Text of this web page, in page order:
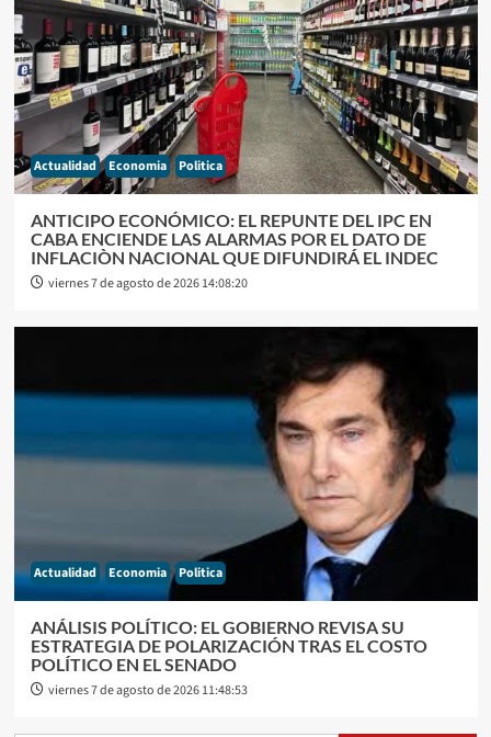
Actualidad Economia Politica
ANTICIPO ECONÓMICO: EL REPUNTE DEL IPC EN
CABA ENCIENDE LAS ALARMAS POR EL DATO DE
INFLACIÒN NACIONAL QUE DIFUNDIRÁ EL INDEC
viernes 7 de agosto de 2026 14:08:20
Actualidad Economia Politica
ANÁLISIS POLÍTICO: EL GOBIERNO REVISA SU
ESTRATEGIA DE POLARIZACIÓN TRAS EL COSTO
POLÍTICO EN EL SENADO
viernes 7 de agosto de 2026 11:48:53